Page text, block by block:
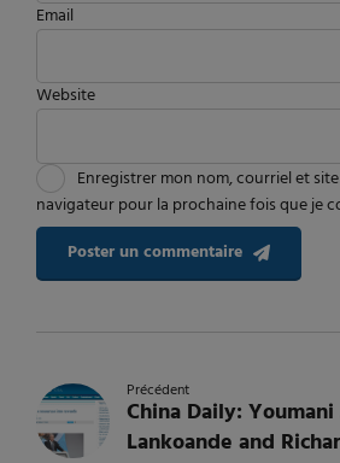
Email
Website
Enregistrer mon nom, courriel et
navigateur pour la prochaine fois que je
Poster un commentaire
Précédent
China Daily:
Lankoande and